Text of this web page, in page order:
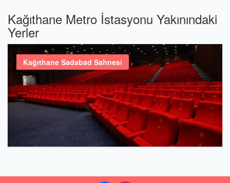
Kağıthane Metro İstasyonu Yakınındaki
Yerler
Kağıthane Sadabad Sahnesi